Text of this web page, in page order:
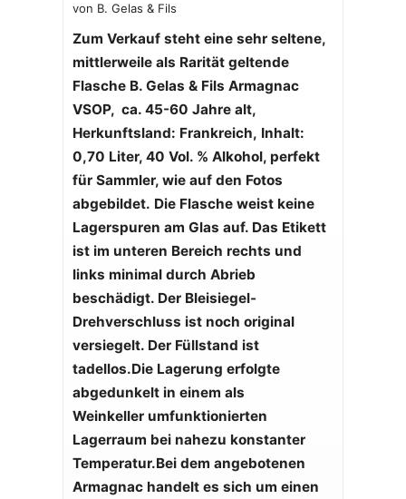
von B. Gelas & Fils
Zum Verkauf steht eine sehr seltene,
mittlerweile als Rarität geltende
Flasche B. Gelas & Fils Armagnac
VSOP, ca. 45-60 Jahre alt,
Herkunftsland: Frankreich, Inhalt:
0,70 Liter, 40 Vol. % Alkohol, perfekt
für Sammler, wie auf den Fotos
abgebildet. Die Flasche weist keine
Lagerspuren am Glas auf. Das Etikett
ist im unteren Bereich rechts und
links minimal durch Abrieb
beschädigt. Der Bleisiegel-
Drehverschluss ist noch original
versiegelt. Der Füllstand ist
tadellos.Die Lagerung erfolgte
abgedunkelt in einem als
Weinkeller umfunktionierten
Lagerraum bei nahezu konstanter
Temperatur.Bei dem angebotenen
Armagnac handelt es sich um einen